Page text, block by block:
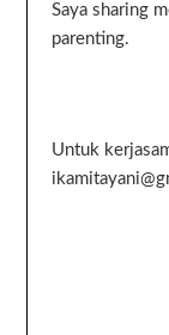
Saya sharing
parenting.
Untuk